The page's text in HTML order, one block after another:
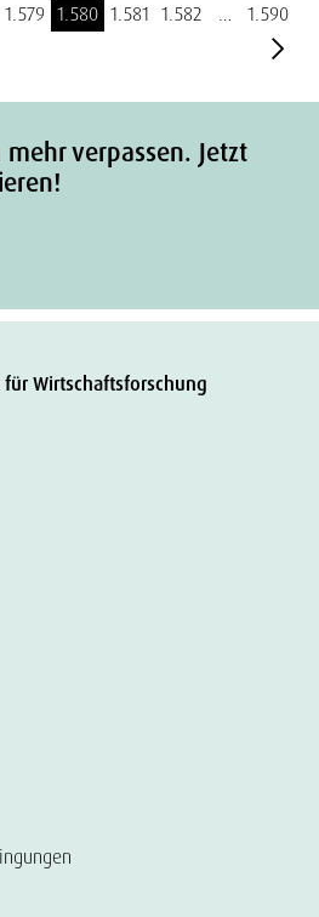
1.579 1.580 1.581 1.582 … 1.590
verpassen. Jetzt
Wirtschaftsforschung